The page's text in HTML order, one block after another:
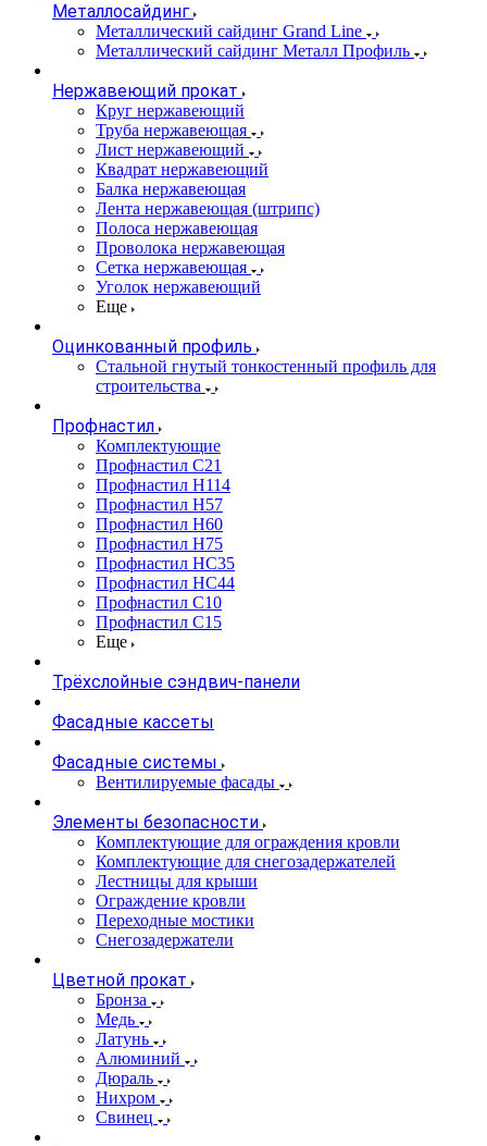
Металлосайдинг
Металлический сайдинг Grand Line
Металлический сайдинг Металл Профиль
Нержавеющий прокат
Круг нержавеющий
Труба нержавеющая
Лист нержавеющий
Квадрат нержавеющий
Балка нержавеющая
Лента нержавеющая (штрипс)
Полоса нержавеющая
Проволока нержавеющая
Сетка нержавеющая
Уголок нержавеющий
Еще
Оцинкованный профиль
Стальной гнутый тонкостенный профиль для
строительства
Профнастил
Комплектующие
Профнастил C21
Профнастил Н114
Профнастил Н57
Профнастил Н60
Профнастил Н75
Профнастил НС35
Профнастил НС44
Профнастил С10
Профнастил С15
Еще
Трёхслойные сэндвич-панели
Фасадные кассеты
Фасадные системы
Вентилируемые фасады
Элементы безопасности
Комплектующие для ограждения кровли
Комплектующие для снегозадержателей
Лестницы для крыши
Ограждение кровли
Переходные мостики
Снегозадержатели
Цветной прокат
Бронза
Медь
Латунь
Алюминий
Дюраль
Нихром
Свинец